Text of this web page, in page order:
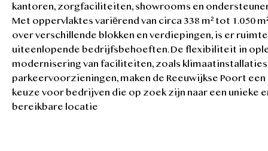
kantoren, zorgfaciliteiten, showrooms en
Met oppervlaktes variërend van circa 338 m² tot 1.050
over verschillende blokken en verdiepingen, is er
uiteenlopende bedrijfsbehoeften. De flexibiliteit in
modernisering van faciliteiten, zoals
parkeervoorzieningen, maken de Reeuwijkse Poort
keuze voor bedrijven die op zoek zijn naar een unieke
bereikbare locatie